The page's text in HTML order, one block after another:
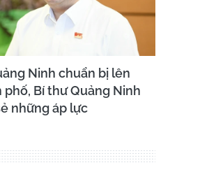
Ninh chuẩn bị lên
phố, Bí thư Quảng Ninh
những áp lực